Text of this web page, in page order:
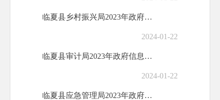
临夏县乡村振兴局2023年政府信息公开工...
2024-01-22
临夏县审计局2023年政府信息公开工作年...
2024-01-22
临夏县应急管理局2023年政府信息公开工...